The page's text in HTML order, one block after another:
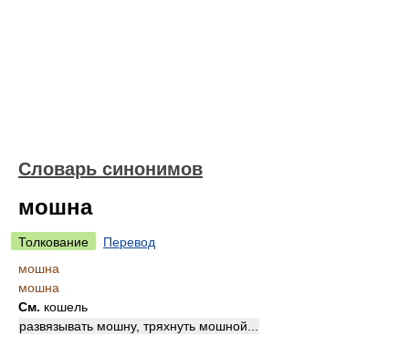
Словарь синонимов
мошна
Толкование
Перевод
мошна
мошна
См. кошель
развязывать мошну, тряхнуть мошной...